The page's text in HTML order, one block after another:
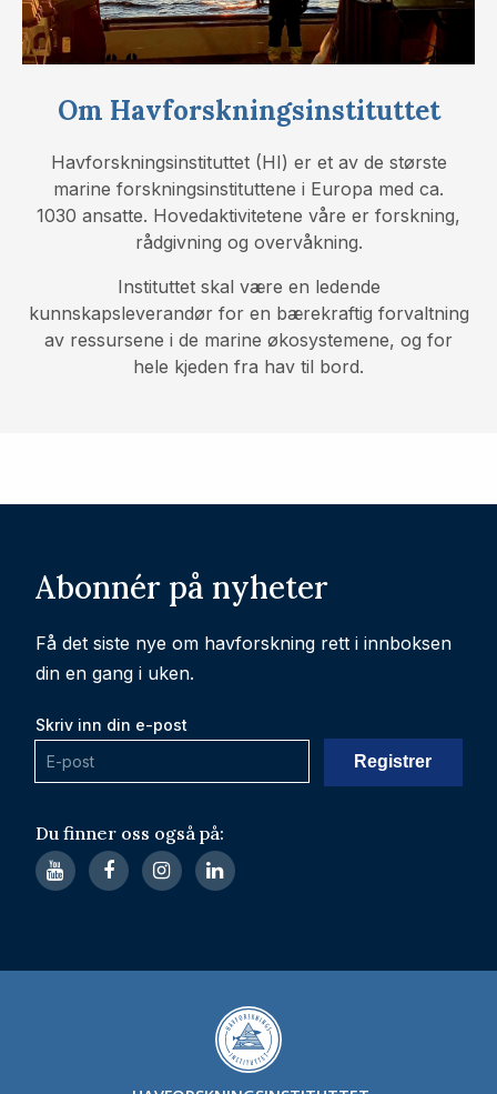
Om Havforskningsinstituttet
Havforskningsinstituttet (HI) er et av de største
marine forskningsinstituttene i Europa med ca.
1030 ansatte. Hovedaktivitetene våre er forskning,
rådgivning og overvåkning.
Instituttet skal være en ledende
kunnskapsleverandør for en bærekraftig forvaltning
av ressursene i de marine økosystemene, og for
hele kjeden fra hav til bord.
Du finner oss også på:
Abonnér på nyheter
Få det siste nye om havforskning rett i innboksen
din en gang i uken.
Skriv inn din e-post